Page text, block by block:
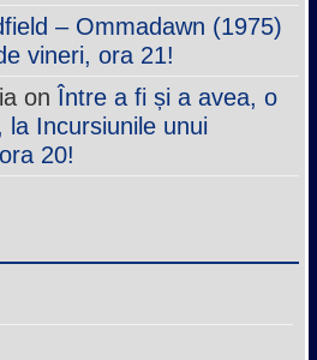
– Ommadawn (1975)
vineri, ora 21!
on Între a fi și a avea, o
la Incursiunile unui
20!